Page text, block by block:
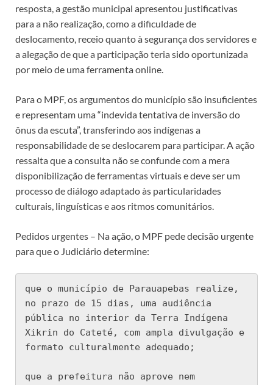
resposta, a gestão municipal apresentou justificativas
para a não realização, como a dificuldade de
deslocamento, receio quanto à segurança dos servidores e
a alegação de que a participação teria sido oportunizada
por meio de uma ferramenta online.
Para o MPF, os argumentos do município são insuficientes
e representam uma “indevida tentativa de inversão do
ônus da escuta”, transferindo aos indígenas a
responsabilidade de se deslocarem para participar. A ação
ressalta que a consulta não se confunde com a mera
disponibilização de ferramentas virtuais e deve ser um
processo de diálogo adaptado às particularidades
culturais, linguísticas e aos ritmos comunitários.
Pedidos urgentes – Na ação, o MPF pede decisão urgente
para que o Judiciário determine:
que o município de Parauapebas realize,
no prazo de 15 dias, uma audiência
pública no interior da Terra Indígena
Xikrin do Cateté, com ampla divulgação e
formato culturalmente adequado;
que a prefeitura não aprove nem